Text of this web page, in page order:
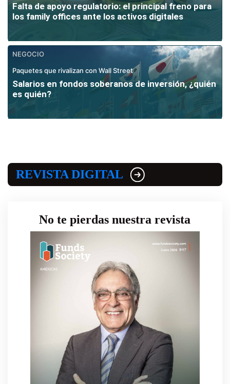
Falta de apoyo regulatorio: el principal freno para
los family offices ante los activos digitales
NEGOCIO
Paquetes que rivalizan con Wall Street
Salarios en fondos soberanos de inversión, ¿quién
es quién?
REVISTA DIGITAL
No te pierdas nuestra revista